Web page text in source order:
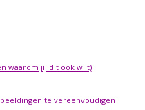
waarom jij dit ook wilt)
te vereenvoudigen